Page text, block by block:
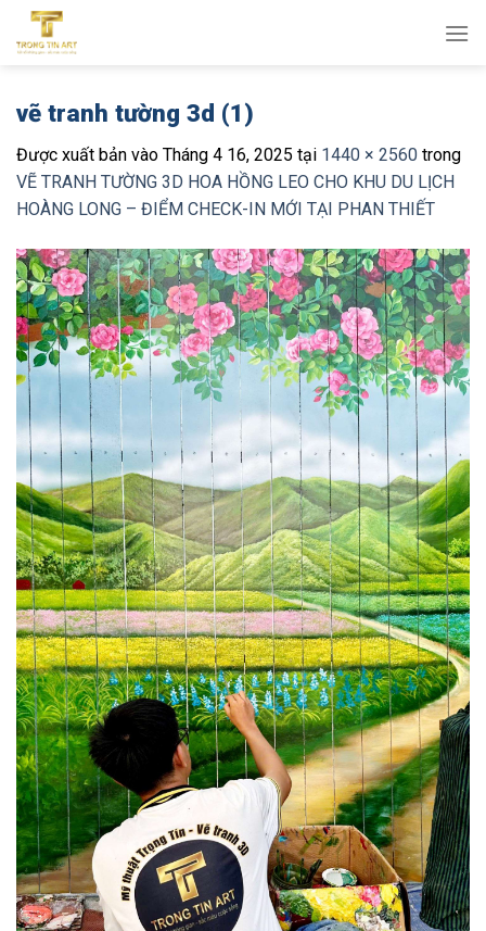
qua
vẽ tranh tường 3d (1)
Được xuất bản vào Tháng 4 16, 2025 tại 1440 × 2560 trong
VẼ TRANH TƯỜNG 3D HOA HỒNG LEO CHO KHU DU LỊCH
HOÀNG LONG – ĐIỂM CHECK-IN MỚI TẠI PHAN THIẾT